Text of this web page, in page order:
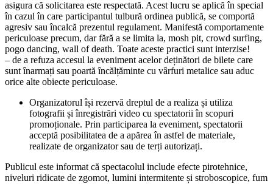
asigura că solicitarea este respectată. Acest lucru se aplică în special
în cazul în care participantul tulbură ordinea publică, se comportă
agresiv sau încalcă prezentul regulament. Manifestă comportamente
periculoase precum, dar fără a se limita la, mosh pit, crowd surfing,
pogo dancing, wall of death. Toate aceste practici sunt interzise!
– de a refuza accesul la eveniment acelor deținători de bilete care
sunt înarmați sau poartă încălțăminte cu vârfuri metalice sau aduc
orice alte obiecte periculoase.
Organizatorul își rezervă dreptul de a realiza și utiliza
fotografii și înregistrări video cu spectatorii în scopuri
promoționale. Prin participarea la eveniment, spectatorii
acceptă posibilitatea de a apărea în astfel de materiale,
realizate de organizator sau de terți autorizați.
Publicul este informat că spectacolul include efecte pirotehnice,
niveluri ridicate de zgomot, lumini intermitente și stroboscopice, fum